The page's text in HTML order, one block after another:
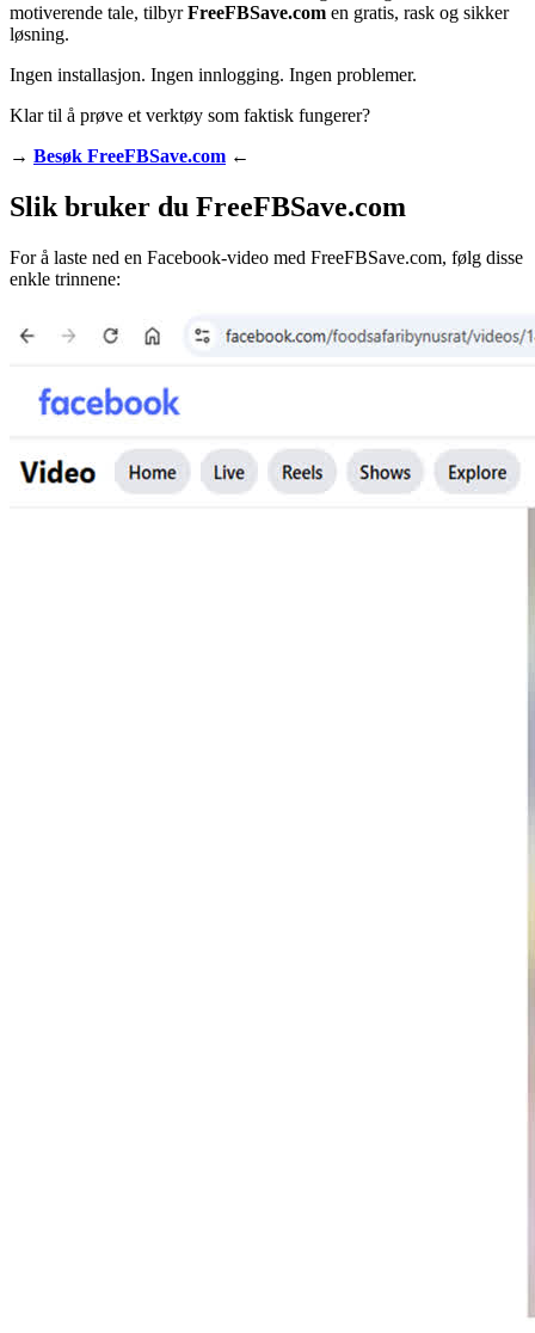
motiverende tale, tilbyrFreeFBSave.com en gratis, rask og sikker
løsning.
Ingen installasjon. Ingen innlogging. Ingen problemer.
Klar til å prøve et verktøy som faktisk fungerer?
→ Besøk FreeFBSave.com ←
Slik bruker du FreeFBSave.com
For å laste ned en Facebook-video med FreeFBSave.com, følg disse
enkle trinnene: